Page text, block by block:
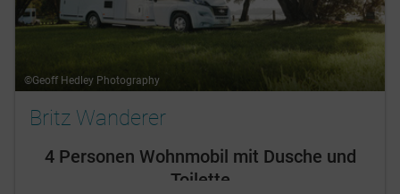
©Geoff Hedley Photography
Britz Wanderer
4 Personen Wohnmobil mit Dusche und
Toilette